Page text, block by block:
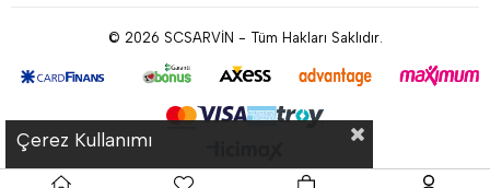
© 2026 SCSARVİN - Tüm Hakları Saklıdır.
Çerez Kullanımı